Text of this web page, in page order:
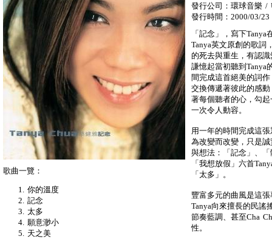
發行公司：環球音樂 /
發行時間：2000/03/23
「記念」，寫下
Tanya英文原創的歌詞
的死去與重生，有認
謙憶起當初聽到Tanya
間完成這首絕美的詞
交換傳遞著彼此的感
著每個聽者的心，勾
一次令人動容。
用一年的時間完成這
為改變而改變，只是
與想法：「記念」、
「我想放假」六首
「太多」。
豐富多元的曲風是這
Tanya向來擅長的民謠
節奏藍調、甚至Cha
性。
歌曲一覽：
你的溫度
記念
太多
願意渺小
天之美